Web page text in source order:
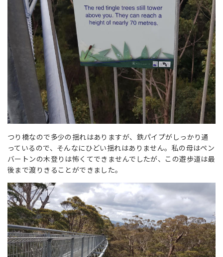
つり橋なので多少の揺れはありますが、鉄パイプがしっかり通
っているので、そんなにひどい揺れはありません。私の母はペン
バートンの木登りは怖くてできませんでしたが、この遊歩道は最
後まで渡りきることができました。